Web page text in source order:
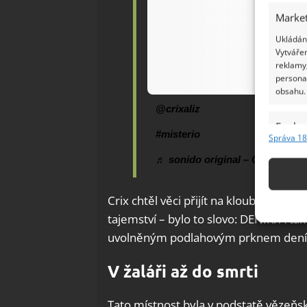
obsahu.
Funkce
Správa
@crixaliz
#misterio
♬ sonido original – Crix Aliz
Crix chtěl věci přijít na kloub, tak
tajemství – bylo to slovo: DENÍK. A
uvolněným podlahovým prknem
V žaláři až do smrti